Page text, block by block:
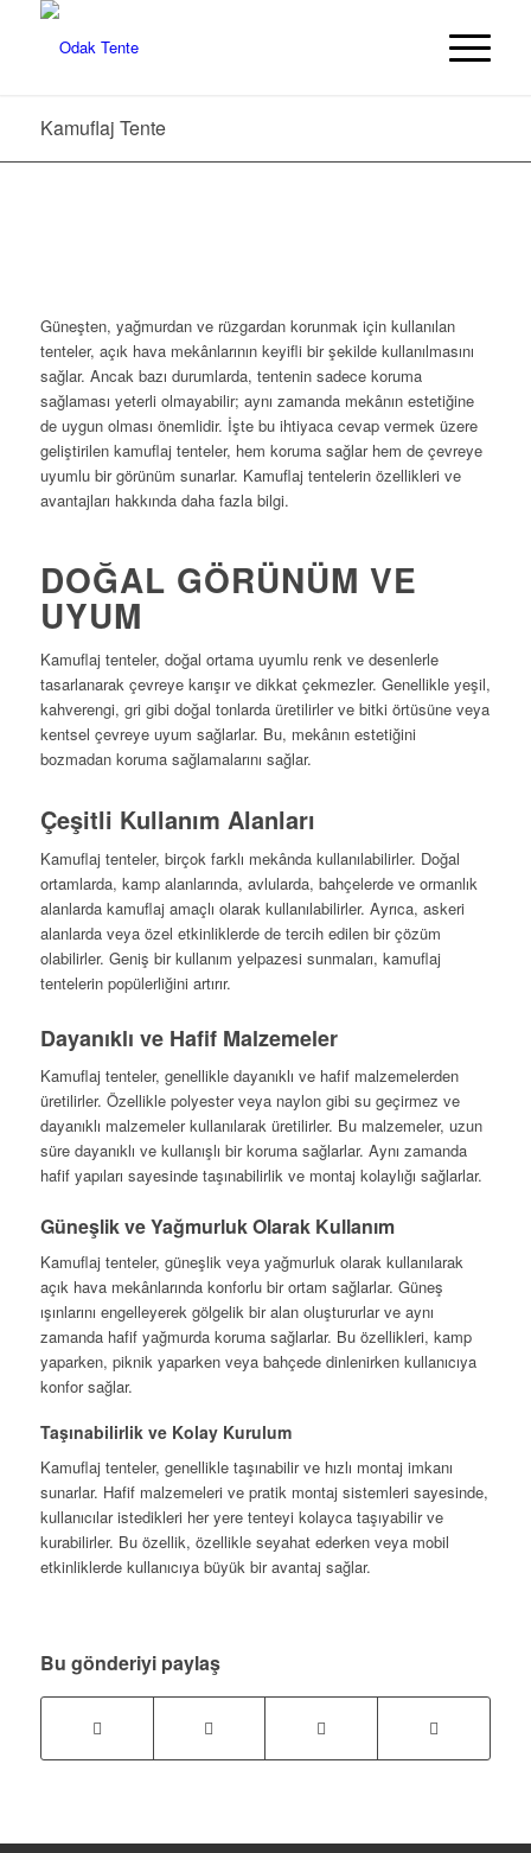
Kamuflaj Tente
Güneşten, yağmurdan ve rüzgardan korunmak için kullanılan
tenteler, açık hava mekânlarının keyifli bir şekilde kullanılmasını
sağlar. Ancak bazı durumlarda, tentenin sadece koruma
sağlaması yeterli olmayabilir; aynı zamanda mekânın estetiğine
de uygun olması önemlidir. İşte bu ihtiyaca cevap vermek üzere
geliştirilen kamuflaj tenteler, hem koruma sağlar hem de çevreye
uyumlu bir görünüm sunarlar. Kamuflaj tentelerin özellikleri ve
avantajları hakkında daha fazla bilgi.
DOĞAL GÖRÜNÜM VE
UYUM
Kamuflaj tenteler, doğal ortama uyumlu renk ve desenlerle
tasarlanarak çevreye karışır ve dikkat çekmezler. Genellikle yeşil,
kahverengi, gri gibi doğal tonlarda üretilirler ve bitki örtüsüne veya
kentsel çevreye uyum sağlarlar. Bu, mekânın estetiğini
bozmadan koruma sağlamalarını sağlar.
Çeşitli Kullanım Alanları
Kamuflaj tenteler, birçok farklı mekânda kullanılabilirler. Doğal
ortamlarda, kamp alanlarında, avlularda, bahçelerde ve ormanlık
alanlarda kamuflaj amaçlı olarak kullanılabilirler. Ayrıca, askeri
alanlarda veya özel etkinliklerde de tercih edilen bir çözüm
olabilirler. Geniş bir kullanım yelpazesi sunmaları, kamuflaj
tentelerin popülerliğini artırır.
Dayanıklı ve Hafif Malzemeler
Kamuflaj tenteler, genellikle dayanıklı ve hafif malzemelerden
üretilirler. Özellikle polyester veya naylon gibi su geçirmez ve
dayanıklı malzemeler kullanılarak üretilirler. Bu malzemeler, uzun
süre dayanıklı ve kullanışlı bir koruma sağlarlar. Aynı zamanda
hafif yapıları sayesinde taşınabilirlik ve montaj kolaylığı sağlarlar.
Güneşlik ve Yağmurluk Olarak Kullanım
Kamuflaj tenteler, güneşlik veya yağmurluk olarak kullanılarak
açık hava mekânlarında konforlu bir ortam sağlarlar. Güneş
ışınlarını engelleyerek gölgelik bir alan oluştururlar ve aynı
zamanda hafif yağmurda koruma sağlarlar. Bu özellikleri, kamp
yaparken, piknik yaparken veya bahçede dinlenirken kullanıcıya
konfor sağlar.
Taşınabilirlik ve Kolay Kurulum
Kamuflaj tenteler, genellikle taşınabilir ve hızlı montaj imkanı
sunarlar. Hafif malzemeleri ve pratik montaj sistemleri sayesinde,
kullanıcılar istedikleri her yere tenteyi kolayca taşıyabilir ve
kurabilirler. Bu özellik, özellikle seyahat ederken veya mobil
etkinliklerde kullanıcıya büyük bir avantaj sağlar.
Bu gönderiyi paylaş